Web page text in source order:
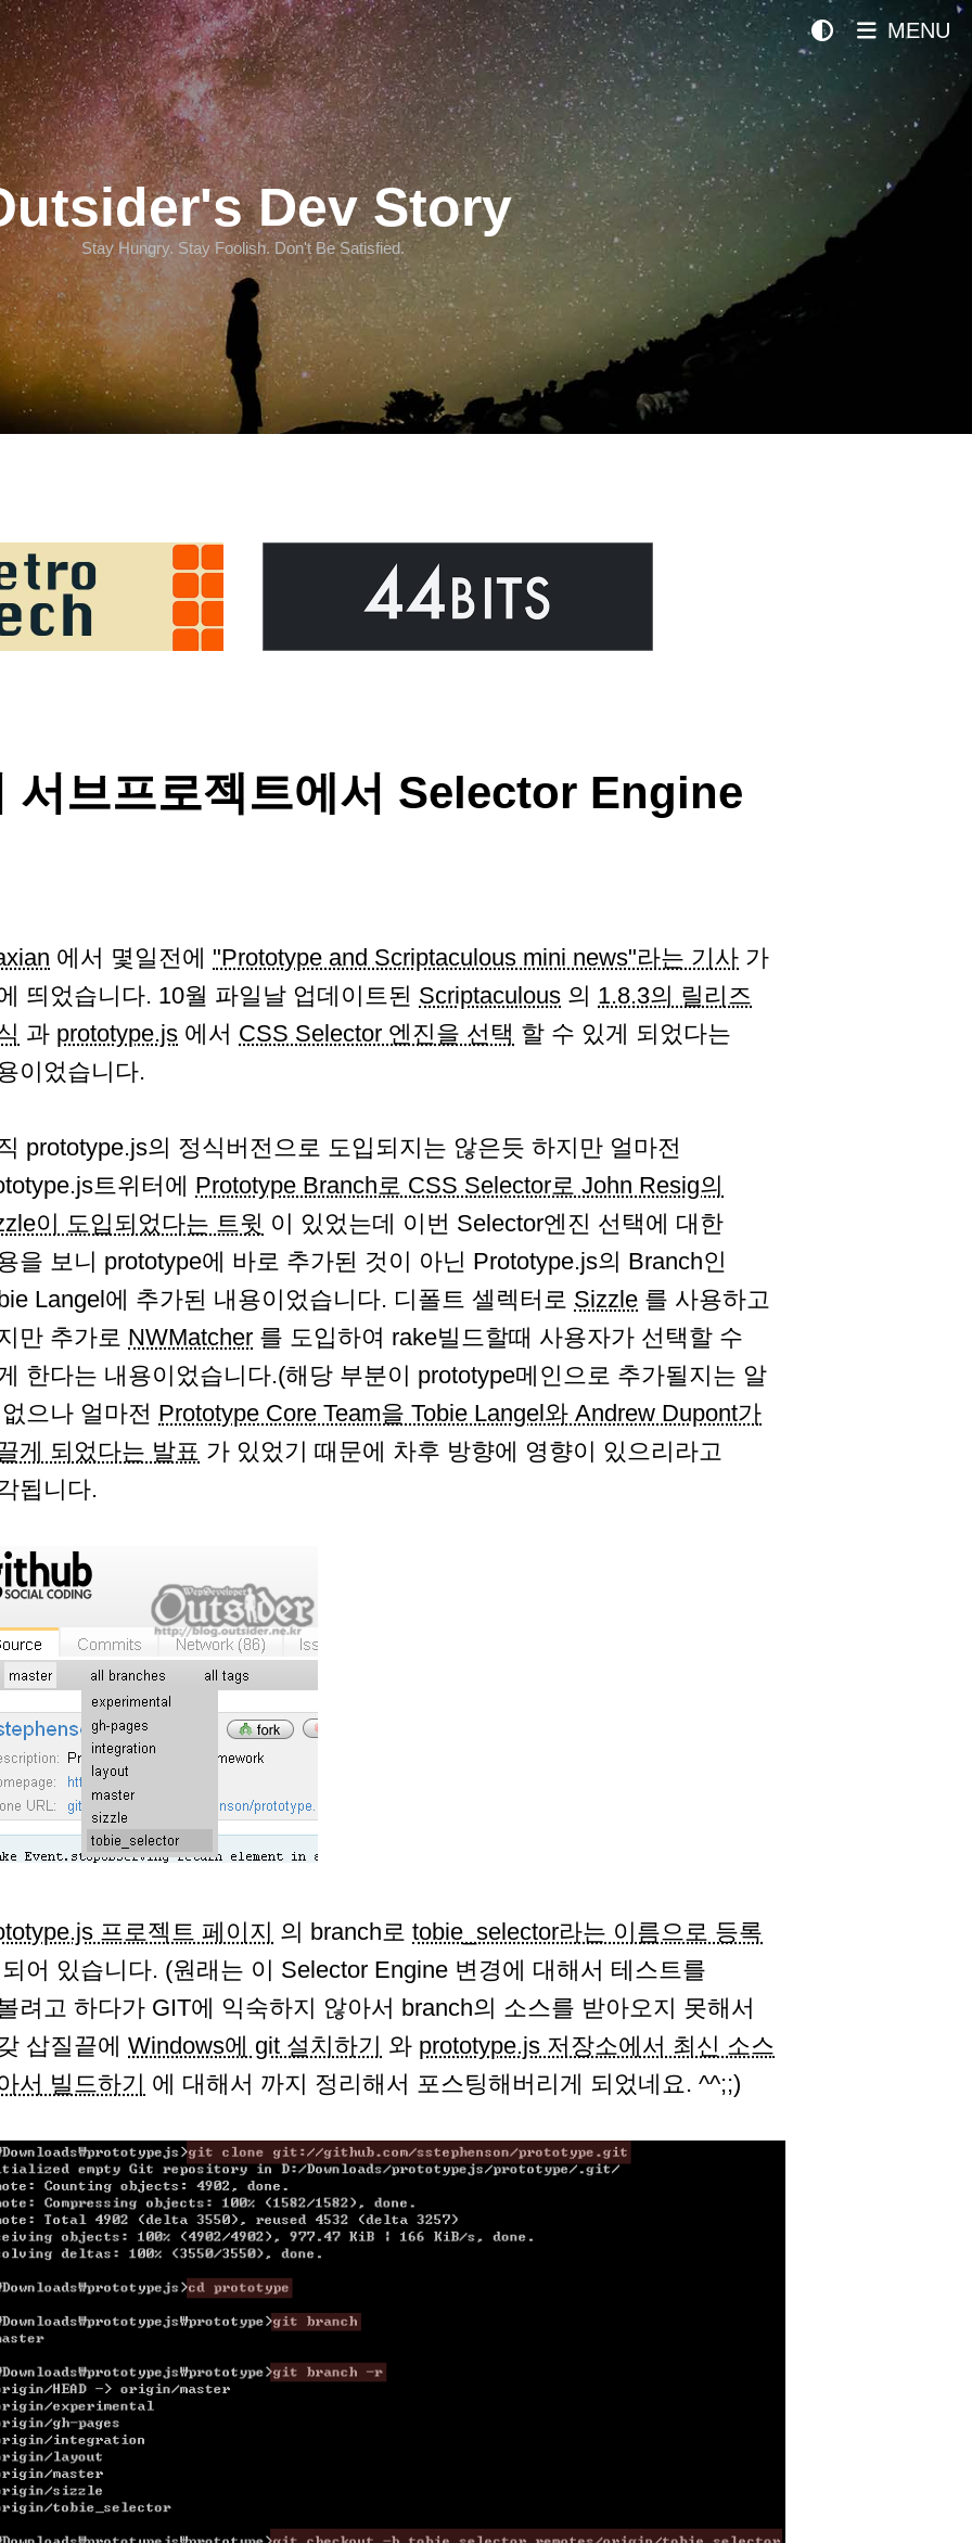
Dev Story
Stay Hungry. Stay Foolish. Don't Be Satisfied.
MENU
브프로젝트에서 Selector Engine
에서 몇일전에 "Prototype and Scriptaculous mini news"라는 기사 가
띄었습니다. 10월 파일날 업데이트된 Scriptaculous 의 1.8.3의 릴리즈
과 prototype.js 에서 CSS Selector 엔진을 선택 할 수 있게 되었다는
이었습니다.
prototype.js의 정식버전으로 도입되지는 않은듯 하지만 얼마전
트위터에 Prototype Branch로 CSS Selector로 John Resig의
이 도입되었다는 트윗 이 있었는데 이번 Selector엔진 선택에 대한
을 보니 prototype에 바로 추가된 것이 아닌 Prototype.js의 Branch인
Langel에 추가된 내용이었습니다. 디폴트 셀렉터로 Sizzle 를 사용하고
만 추가로 NWMatcher 를 도입하여 rake빌드할때 사용자가 선택할 수
한다는 내용이었습니다.(해당 부분이 prototype메인으로 추가될지는 알
으나 얼마전 Prototype Core Team을 Tobie Langel와 Andrew Dupont가
게 되었다는 발표 가 있었기 때문에 차후 방향에 영향이 있으리라고
됩니다.
프로젝트 페이지 의 branch로 tobie_selector라는 이름으로 등록
어 있습니다. (원래는 이 Selector Engine 변경에 대해서 테스트를
려고 하다가 GIT에 익숙하지 않아서 branch의 소스를 받아오지 못해서
삽질끝에 Windows에 git 설치하기 와 prototype.js 저장소에서 최신 소스
서 빌드하기 에 대해서 까지 정리해서 포스팅해버리게 되었네요. ^^;;)